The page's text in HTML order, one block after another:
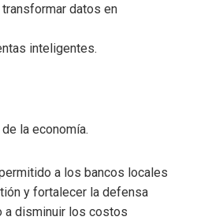
datos en
inteligentes.
la economía.
a los bancos locales
y fortalecer la defensa
a disminuir los costos